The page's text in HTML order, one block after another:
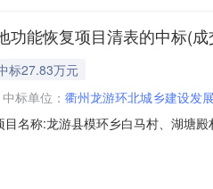
能恢复项目清表的中标(
标27.83万元
中标单位： 衢州龙游环北城乡建设发
名称:龙游县模环乡白马村、湖塘
限公司龙游县模环乡金星大道